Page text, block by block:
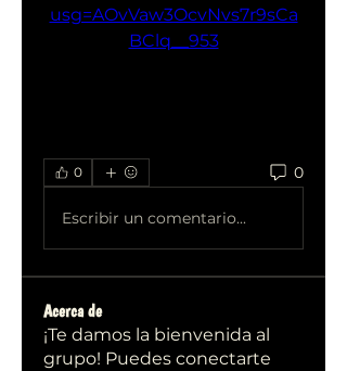
usg=AOvVaw3OcvNvs7r9sCa
BClq__953
0 0
Escribir un comentario...
Acerca de
¡Te damos la bienvenida al
grupo! Puedes conectarte